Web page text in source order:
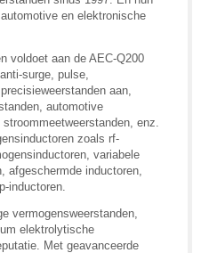
en elektronische
voldoet aan de AEC-Q200
surge, pulse,
aan,
automotive
enz.
zoals rf-
variabele
afgeschermde inductoren,
inductoren.
vermogensweerstanden,
elektrolytische
Met geavanceerde